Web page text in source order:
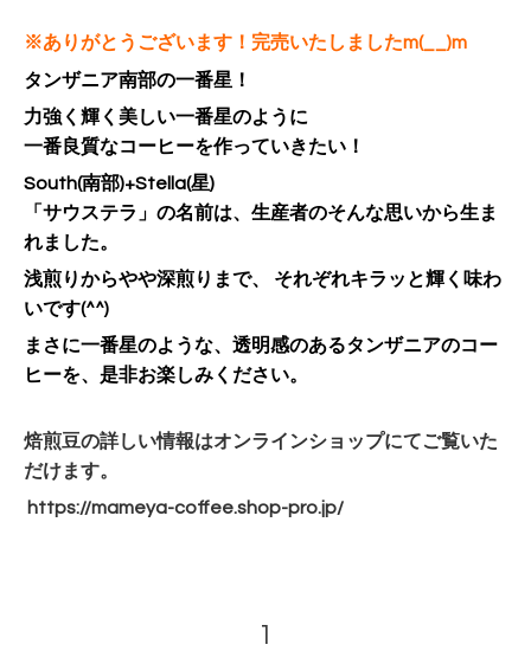
※ありがとうございます！完売いたしましたm(__)m
タンザニア南部の一番星！
力強く輝く美しい一番星のように
一番良質なコーヒーを作っていきたい！
South(南部)+Stella(星)
「サウステラ」の名前は、生産者のそんな思いから生ま
れました。
浅煎りからやや深煎りまで、 それぞれキラッと輝く味わ
いです(^^)
まさに一番星のような、 透明感のあるタンザニアのコー
ヒーを、是非お楽しみください。
焙煎豆の詳しい情報はオンラインショップにてご覧いた
だけます。
https://mameya-coffee.shop-pro.jp/
1